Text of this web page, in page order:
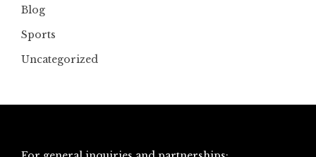
Blog
Sports
Uncategorized